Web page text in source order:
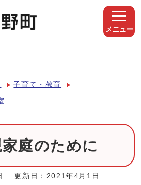
メニュー
子育て・教育
庭のために
更新日：2021年4月1日